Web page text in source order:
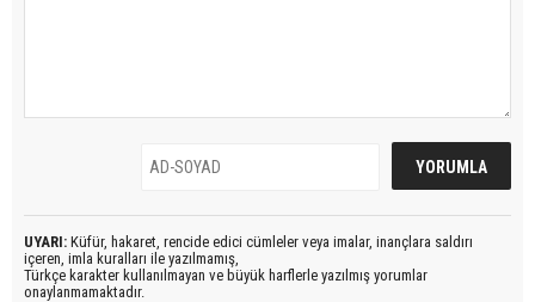
UYARI: Küfür, hakaret, rencide edici cümleler veya imalar, inançlara saldırı
içeren, imla kuralları ile yazılmamış,
Türkçe karakter kullanılmayan ve büyük harflerle yazılmış yorumlar
onaylanmamaktadır.